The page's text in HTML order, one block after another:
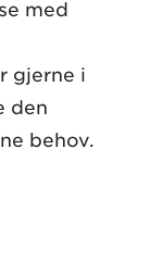
med
gjerne i
den
behov.